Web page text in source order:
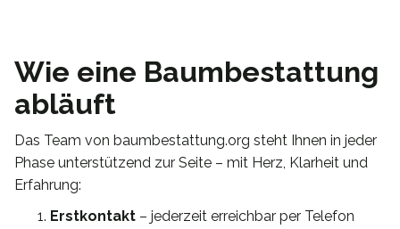
Wie eine Baumbestattung
abläuft
Das Team von baumbestattung.org steht Ihnen in jeder
Phase unterstützend zur Seite – mit Herz, Klarheit und
Erfahrung:
Erstkontakt – jederzeit erreichbar per Telefon